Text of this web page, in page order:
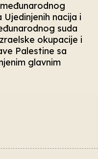
nacija i
suda
okupacije i
Palestine sa
glavnim